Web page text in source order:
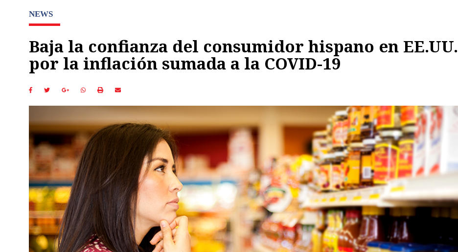
NEWS
Baja la confianza del consumidor hispano en EE.UU.
por la inflación sumada a la COVID-19